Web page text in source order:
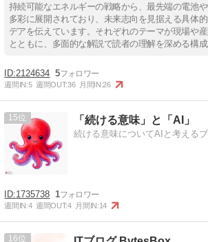
持続可能なエネルギーの戦略から、最先端の電池
多彩に展開されており、未来志向を見据える具体
デアを伝えています。それぞれのテーマが現場や
とともに、多面的な解説で読者の理解を深める構成
2124634 5
週間IN:5 週間OUT:36 月間IN:26
15 「続ける意味」と「AI」
続ける意味についてAIと考える
1735738 1
週間IN:4 週間OUT:4 月間IN:14
16